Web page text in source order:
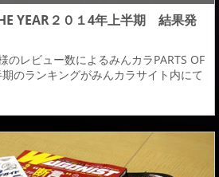
YEAR２０１4年上半期 結果発
のレビュー数によるみんカラPARTS OF
のランキングがみんカラサイト内にて
イションではレビューを書いていただ
皆様のお陰でエアロパーツでは「アル
」 部門１位、「エルグランド」部門１
位をいただく事が出来ました。アルフ
につ...